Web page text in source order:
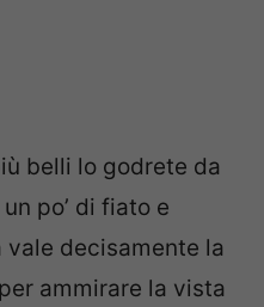
belli lo godrete da
po’ di fiato e
decisamente la
ammirare la vista